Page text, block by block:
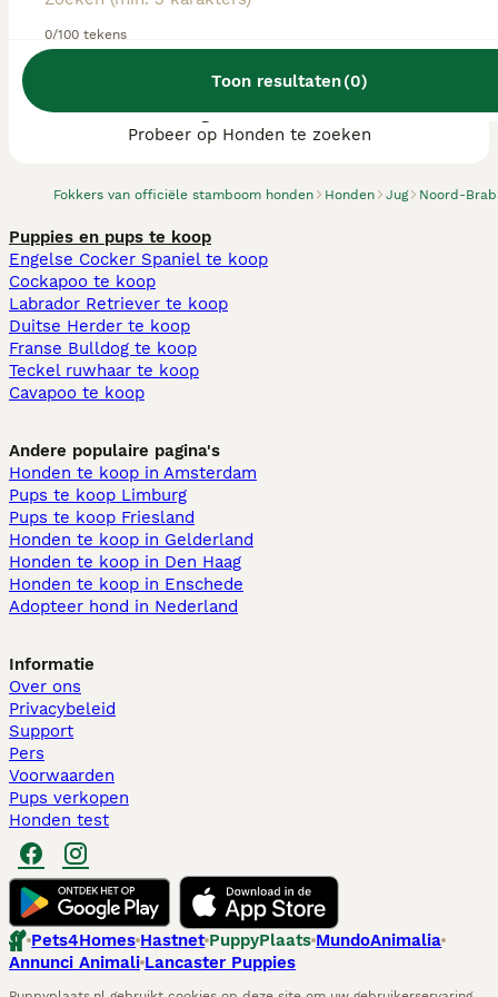
0/100 tekens
Toon resultaten(0)
Fokkers van officiële stamboom honden Honden Jug Noord-
We hebben 0 Jug fokkers, Sint-Michielsgestel
gevonden.
Probeer op Honden te zoeken
Puppies en pups te koop
Engelse Cocker Spaniel te koop
Cockapoo te koop
Labrador Retriever te koop
Duitse Herder te koop
Franse Bulldog te koop
Teckel ruwhaar te koop
Cavapoo te koop
Andere populaire pagina's
Honden te koop in Amsterdam
Pups te koop Limburg​
Pups te koop Friesland​
Honden te koop in Gelderland
Honden te koop in Den Haag
Honden te koop in Enschede
Adopteer hond in Nederland
Informatie
Over ons
Privacybeleid
Support
Pers
Voorwaarden
Pups verkopen
Honden test
Pets4Homes Hastnet PuppyPlaats MundoAnimalia
Annunci Animali Lancaster Puppies